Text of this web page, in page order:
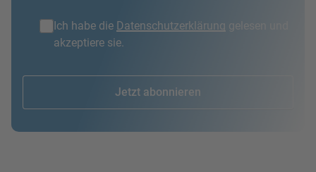
Ich habe die Datenschutzerklärung gelesen und
akzeptiere sie.
Jetzt abonnieren